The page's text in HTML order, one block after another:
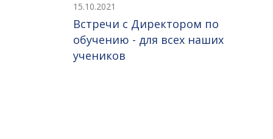
15.10.2021
Встречи с Директором по
обучению - для всех наших
учеников